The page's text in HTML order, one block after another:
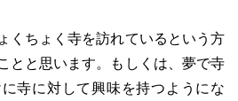
くちょく寺を訪れているという方
とと思います。もしくは、夢で寺
寺に対して興味を持つようにな